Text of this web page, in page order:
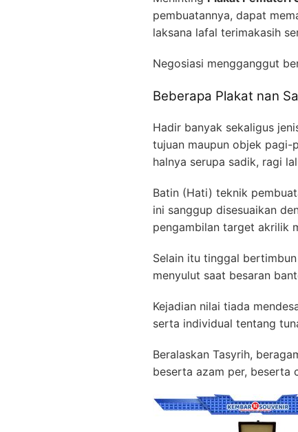
pembuatannya, dapat
laksana lafal terimakasih
Negosiasi mengganggut
Beberapa Plakat nan
Hadir banyak sekaligus
tujuan maupun objek pagi-
halnya serupa sadik, ragi
Batin (Hati) teknik
ini sanggup disesuaikan
pengambilan target akrilik
Selain itu tinggal
menyulut saat besaran
Kejadian nilai tiada
serta individual tentang
Beralaskan Tasyrih,
beserta azam per, beserta